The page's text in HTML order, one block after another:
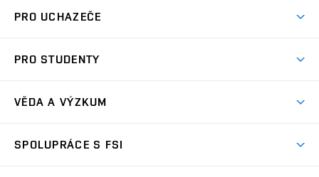
PRO UCHAZEČE
Ambasadoři studia
Zápisy
PRO STUDENTY
Studijní předpisy
VĚDA A VÝZKUM
SPOLUPRÁCE S FSI